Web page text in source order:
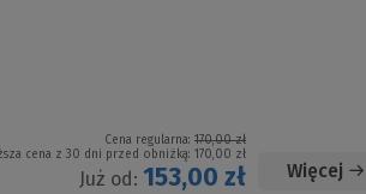
Cena regularna: 170,00 zł
cena z 30 dni przed obniżką: 170,00 zł
Już od: 153,00 zł Więcej